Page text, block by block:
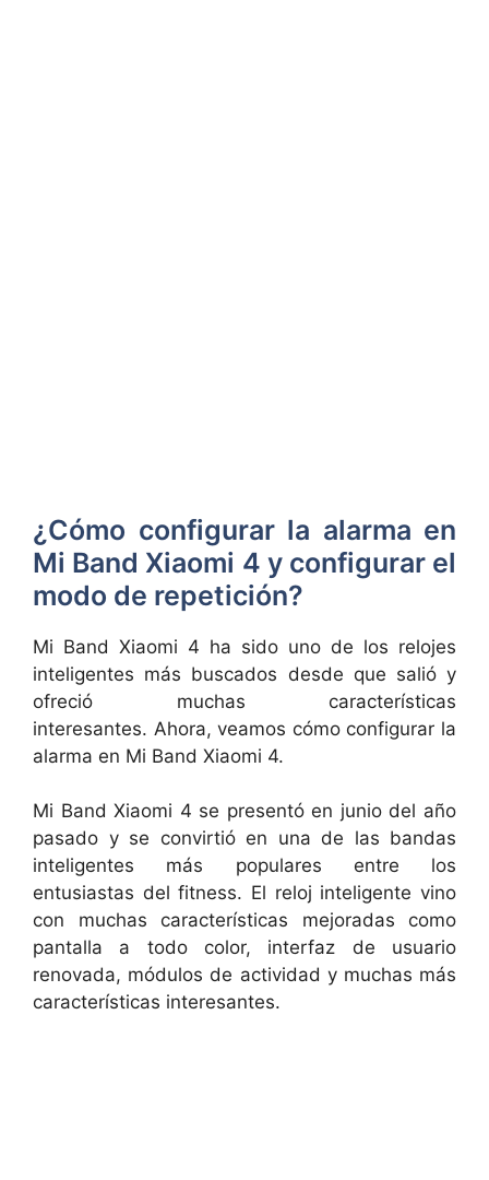
¿Cómo configurar la alarma en
Mi Band Xiaomi 4 y configurar el
modo de repetición?
Mi Band Xiaomi 4 ha sido uno de los relojes
inteligentes más buscados desde que salió y
ofreció muchas características
interesantes. Ahora, veamos cómo configurar la
alarma en Mi Band Xiaomi 4.
Mi Band Xiaomi 4 se presentó en junio del año
pasado y se convirtió en una de las bandas
inteligentes más populares entre los
entusiastas del fitness. El reloj inteligente vino
con muchas características mejoradas como
pantalla a todo color, interfaz de usuario
renovada, módulos de actividad y muchas más
características interesantes.